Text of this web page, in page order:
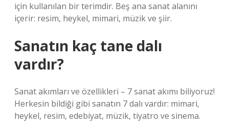
için kullanılan bir terimdir. Beş ana sanat alanını
içerir: resim, heykel, mimari, müzik ve şiir.
Sanatın kaç tane dalı
vardır?
Sanat akımları ve özellikleri – 7 sanat akımı biliyoruz!
Herkesin bildiği gibi sanatın 7 dalı vardır: mimari,
heykel, resim, edebiyat, müzik, tiyatro ve sinema.